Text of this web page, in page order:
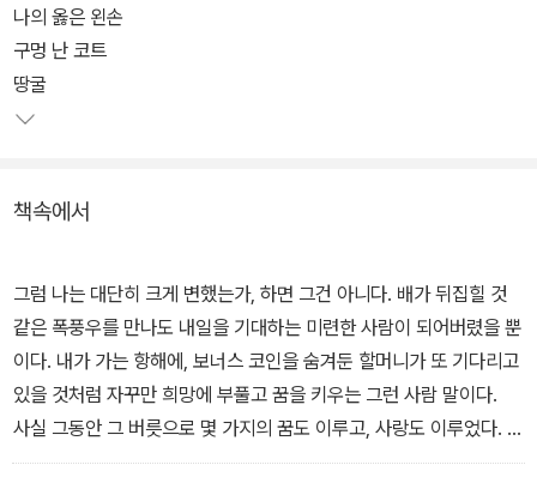
넘어지는 어른들에 관한 이야기다. 누구의 인생이건 빈틈이 있다. 그
빈틈은 유년 시절의 기억일 수도, 나의 결핍일 수도 있다. 빈틈은 손쉽
게 약점이 되고, 약점이 비난할 거리가 되는 세상에서, 빈틈을 드러내
기 점점 더 어려워진다. 어떻게든 감추고 싶고, 어떻게든 티 나지 않도
그러나 저자는 넘어져야만 알 수 있는 세상이 있다고 말한다. 넘어져
나 역시 다른 이에게 손을 내미는 사람이 될 수 있다고 말이다. 그렇게
우리는 서로의 빈틈까지도 안아주게 된다. 그 사랑에는 용기가 필요
하다. 완벽하지 않은 상대를 있는 그대로 바라보고 사랑하는 것, 그런
순간에야말로 빈틈은 ‘완전함’을 대신하는 말이 된다. 빈틈에 걸려 넘
어져야 비로소, 빈틈은 더 이상 숨겨야만 하는 슬픔이 되지 않는다. 서
나의 옳은 왼손
구멍 난 코트
땅굴
책속에서
그럼 나는 대단히 크게 변했는가, 하면 그건 아니다. 배가 뒤집힐 것
같은 폭풍우를 만나도 내일을 기대하는 미련한 사람이 되어버렸을 뿐
이다. 내가 가는 항해에, 보너스 코인을 숨겨둔 할머니가 또 기다리고
있을 것처럼 자꾸만 희망에 부풀고 꿈을 키우는 그런 사람 말이다.
사실 그동안 그 버릇으로 몇 가지의 꿈도 이루고, 사랑도 이루었다. 5
00원 몇 개로 꽤 큰 소득 아닌가. 이다음에 세월이 흘러, 나도 동전을